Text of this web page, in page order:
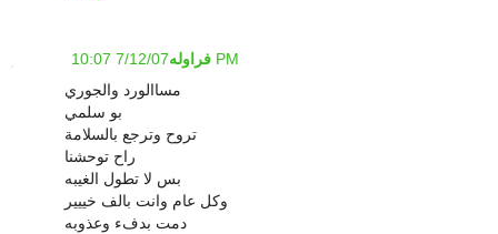
فراوله 7/12/07 10:07 PM
مساالورد والجوري
بو سلمي
تروح وترجع بالسلامة
راح توحشنا
بس لا تطول الغيبه
وكل عام وانت بالف خييير
دمت بدفء وعذوبه